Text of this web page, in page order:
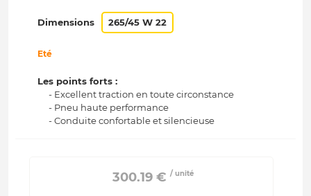
Dimensions 265/45 W 22
Eté
Les points forts :
- Excellent traction en toute circonstance
- Pneu haute performance
- Conduite confortable et silencieuse
300.19 € / unité